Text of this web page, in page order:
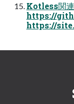
Kotless関
https://
https://